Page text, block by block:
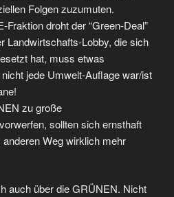
Folgen zuzumuten.
droht der “Green-Deal”
Landwirtschafts-Lobby, die sich
hat, muss etwas
jede Umwelt-Auflage war/ist
zu große
sollten sich ernsthaft
Weg wirklich mehr
auch über die GRÜNEN. Nicht